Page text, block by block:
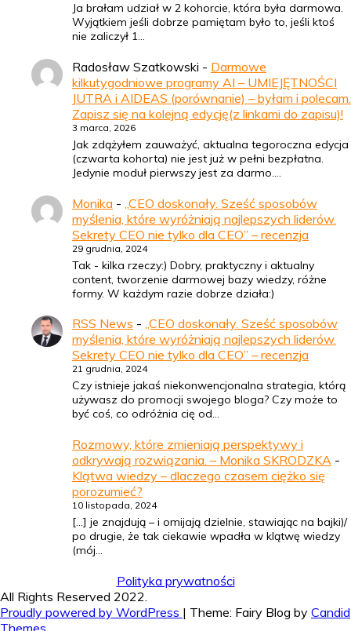
Ja brałam udział w 2 kohorcie, która była darmowa.
Wyjątkiem jeśli dobrze pamiętam było to, jeśli ktoś
nie zaliczył 1…
Radosław Szatkowski - Darmowe
kilkutygodniowe programy AI – UMIEJĘTNOŚCI
JUTRA i AIDEAS (porównanie) – byłam i polecam.
Zapisz się na kolejną edycję(z linkami do zapisu)!
3 marca, 2026
Jak zdążyłem zauważyć, aktualna tegoroczna edycja
(czwarta kohorta) nie jest już w pełni bezpłatna.
Jedynie moduł pierwszy jest za darmo.…
Monika - „CEO doskonały. Sześć sposobów
myślenia, które wyróżniają najlepszych liderów.
Sekrety CEO nie tylko dla CEO” – recenzja
29 grudnia, 2024
Tak - kilka rzeczy:) Dobry, praktyczny i aktualny
content, tworzenie darmowej bazy wiedzy, różne
formy. W każdym razie dobrze działa:)
RSS News - „CEO doskonały. Sześć sposobów
myślenia, które wyróżniają najlepszych liderów.
Sekrety CEO nie tylko dla CEO” – recenzja
21 grudnia, 2024
Czy istnieje jakaś niekonwencjonalna strategia, którą
używasz do promocji swojego bloga? Czy może to
być coś, co odróżnia cię od…
Rozmowy, które zmieniają perspektywy i
odkrywają rozwiązania. – Monika SKRODZKA -
Klątwa wiedzy – dlaczego czasem ciężko się
porozumieć?
10 listopada, 2024
[…] je znajdują – i omijają dzielnie, stawiając na bajki)/
po drugie, że tak ciekawie wpadła w klątwę wiedzy
(mój…
Polityka prywatności
All Rights Reserved 2022.
Proudly powered by WordPress | Theme: Fairy Blog by Candid
Themes